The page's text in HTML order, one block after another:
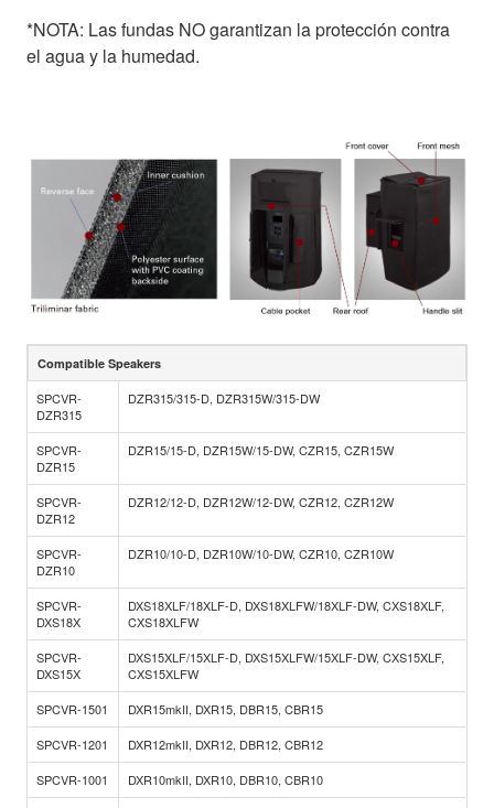
*NOTA: Las fundas NO garantizan la protección contra
el agua y la humedad.
Compatible Speakers
SPCVR-
DZR315
DZR315/315-D, DZR315W/315-DW
SPCVR-
DZR15
DZR15/15-D, DZR15W/15-DW, CZR15, CZR15W
SPCVR-
DZR12
DZR12/12-D, DZR12W/12-DW, CZR12, CZR12W
SPCVR-
DZR10
DZR10/10-D, DZR10W/10-DW, CZR10, CZR10W
SPCVR-
DXS18X
DXS18XLF/18XLF-D, DXS18XLFW/18XLF-DW, CXS18XLF,
CXS18XLFW
SPCVR-
DXS15X
DXS15XLF/15XLF-D, DXS15XLFW/15XLF-DW, CXS15XLF,
CXS15XLFW
SPCVR-1501
DXR15mkII, DXR15, DBR15, CBR15
SPCVR-1201
DXR12mkII, DXR12, DBR12, CBR12
SPCVR-1001
DXR10mkII, DXR10, DBR10, CBR10